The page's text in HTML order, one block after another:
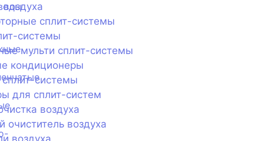
сплит-системы
системы
мульти сплит-системы
кондиционеры
системы
для сплит-систем
воздуха
очиститель воздуха
воздуха